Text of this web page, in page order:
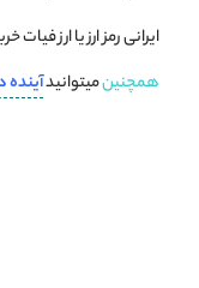
ایرانی رمز ارز یا ارز
همچنینمیتوانیدآینده دلار در سال